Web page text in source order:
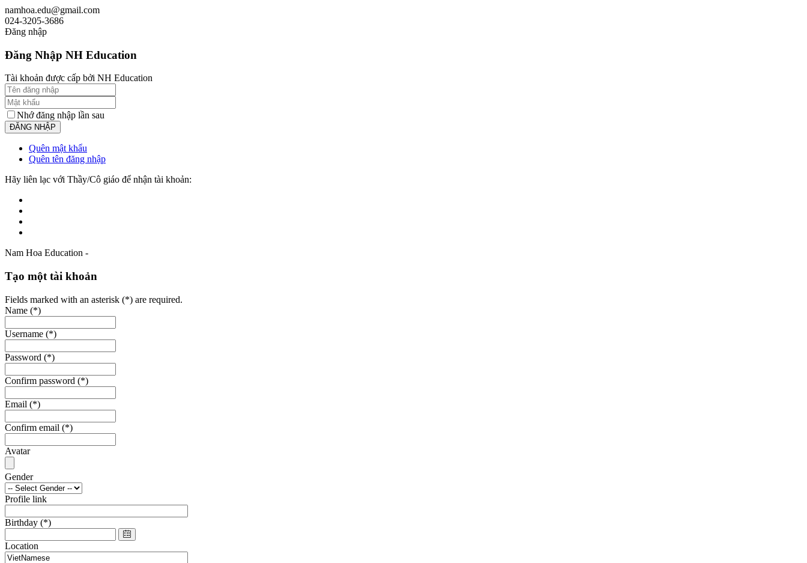
namhoa.edu@gmail.com
024-3205-3686
Đăng nhập
Đăng Nhập NH Education
Tài khoản được cấp bởi NH Education
Nhớ đăng nhập lần sau
Quên mật khẩu
Quên tên đăng nhập
Hãy liên lạc với Thầy/Cô giáo để nhận tài khoản:
Nam Hoa Education -
Tạo một tài khoản
Fields marked with an asterisk (*) are required.
Name (*)
Username (*)
Password (*)
Confirm password (*)
Email (*)
Confirm email (*)
Avatar
Gender
Profile link
Birthday (*)
Location